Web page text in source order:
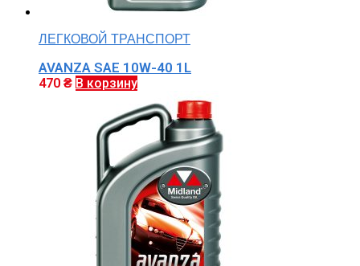
ЛЕГКОВОЙ ТРАНСПОРТ
AVANZA SAE 10W-40 1L
470 ₴ В корзину